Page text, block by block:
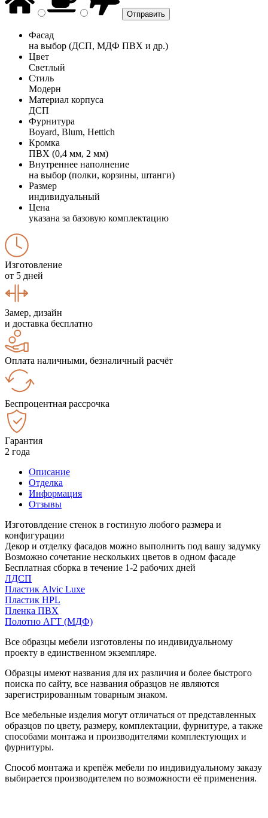
Фасад
на выбор (ДСП, МДФ ПВХ и др.)
Цвет
Светлый
Стиль
Модерн
Материал корпуса
ДСП
Фурнитура
Boyard, Blum, Hettich
Кромка
ПВХ (0,4 мм, 2 мм)
Внутреннее наполнение
на выбор (полки, корзины, штанги)
Размер
индивидуальный
Цена
указана за базовую комплектацию
Изготовление
от 5 дней
Замер, дизайн
и доставка бесплатно
Оплата наличными, безналичный расчёт
Беспроцентная рассрочка
Гарантия
2 года
Описание
Отделка
Информация
Отзывы
Изготовлдение стенок в гостиную любого размера и
конфигурации
Декор и отделку фасадов можно выполнить под вашу задумку
Возможно сочетание нескольких цветов в одном фасаде
Бесплатная сборка в течение 1-2 рабочих дней
ЛДСП
Пластик Alvic Luxe
Пластик HPL
Пленка ПВХ
Полотно АГТ (МДФ)
Все образцы мебели изготовлены по индивидуальному
проекту в единственном экземпляре.
Образцы имеют названия для их различия и более быстрого
поиска по сайту, все названия образцов не являются
зарегистрированным товарным знаком.
Все мебельные изделия могут отличаться от представленных
образцов по цвету, размеру, комплектации, фурнитуре, а также
способами монтажа и производителями комплектующих и
фурнитуры.
Способ монтажа и крепёж мебели по индивидуальному заказу
выбирается производителем по возможности её применения.